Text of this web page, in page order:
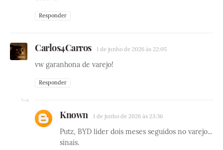
Responder
Carlos4Carros 1 de junho de 2026 às 22:05
vw garanhona de varejo!
Responder
Known 1 de junho de 2026 às 23:36
Putz, BYD lider dois meses seguidos no varejo...
sinais.